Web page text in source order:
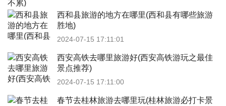
西和县旅游的地方在哪里(西和县有哪些旅游
胜地)
2024-07-15 17:11:01
西安高铁去哪里旅游好(西安高铁游玩之最佳
景点推荐)
2024-07-15 17:11:00
春节去桂林旅游去哪里玩(桂林旅游必打卡景